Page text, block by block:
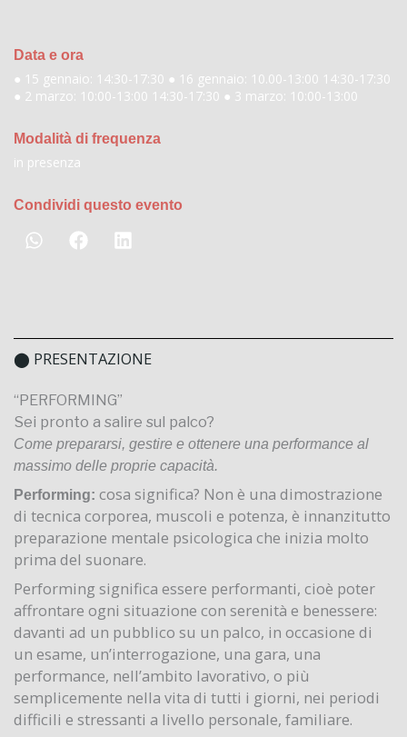
Data e ora
● 15 gennaio: 14:30-17:30 ● 16 gennaio: 10.00-13:00 14:30-17:30
● 2 marzo: 10:00-13:00 14:30-17:30 ● 3 marzo: 10:00-13:00
Modalità di frequenza
in presenza
Condividi questo evento
⬤ PRESENTAZIONE
“PERFORMING”
Sei pronto a salire sul palco?
Come prepararsi, gestire e ottenere una performance al
massimo delle proprie capacità.
Performing: cosa significa? Non è una dimostrazione
di tecnica corporea, muscoli e potenza, è innanzitutto
preparazione mentale psicologica che inizia molto
prima del suonare.
Performing significa essere performanti, cioè poter
affrontare ogni situazione con serenità e benessere:
davanti ad un pubblico su un palco, in occasione di
un esame, un’interrogazione, una gara, una
performance, nell’ambito lavorativo, o più
semplicemente nella vita di tutti i giorni, nei periodi
difficili e stressanti a livello personale, familiare.